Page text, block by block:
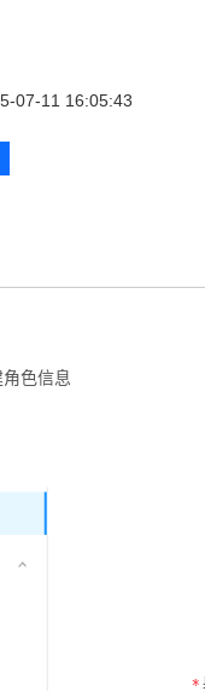
07-11 16:05:43
色信息